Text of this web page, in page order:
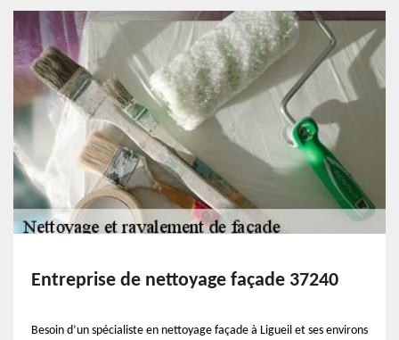
Entreprise de nettoyage façade 37240
Besoin d’un spécialiste en nettoyage façade à Ligueil et ses environs